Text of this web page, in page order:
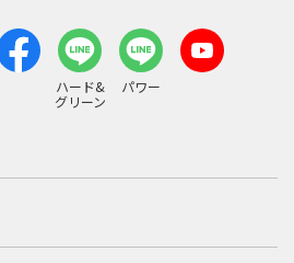
ハード&
グリーン
パワー